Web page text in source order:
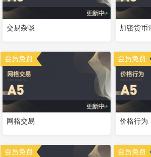
更新中
交易杂谈 加密货币
更新中
网格交易 价格行为